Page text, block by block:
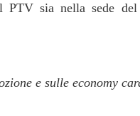
sia nella sede
e sulle economy